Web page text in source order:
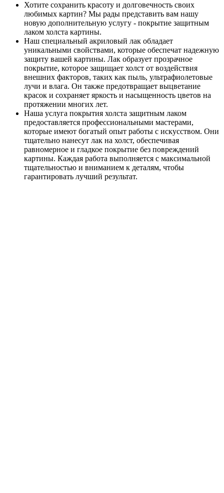
Хотите сохранить красоту и долговечность своих
любимых картин? Мы рады представить вам нашу
новую дополнительную услугу - покрытие защитным
лаком холста картины.
Наш специальный акриловый лак обладает
уникальными свойствами, которые обеспечат надежную
защиту вашей картины. Лак образует прозрачное
покрытие, которое защищает холст от воздействия
внешних факторов, таких как пыль, ультрафиолетовые
лучи и влага. Он также предотвращает выцветание
красок и сохраняет яркость и насыщенность цветов на
протяжении многих лет.
Наша услуга покрытия холста защитным лаком
предоставляется профессиональными мастерами,
которые имеют богатый опыт работы с искусством. Они
тщательно нанесут лак на холст, обеспечивая
равномерное и гладкое покрытие без повреждений
картины. Каждая работа выполняется с максимальной
тщательностью и вниманием к деталям, чтобы
гарантировать лучший результат.